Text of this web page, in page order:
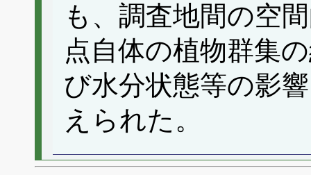
も、調査地間の空
点自体の植物群集
び水分状態等の影
えられた。